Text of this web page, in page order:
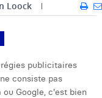
Loock
régies publicitaires
consiste pas
Google, c'est bien